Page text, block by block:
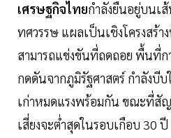
เศรษฐกิจไทยกำลังยืนอยู่บนเ
ทศวรรษ แผลเป็นเชิงโครงสร้า
สามารถแข่งขันที่ถดถอย พื้นที่ก
กดดันจากภูมิรัฐศาสตร์ กำลังบี
เก่าหมดแรงพร้อมกัน ขณะที่สั
เสี่ยงจะตํ่าสุดในรอบเกือบ 30